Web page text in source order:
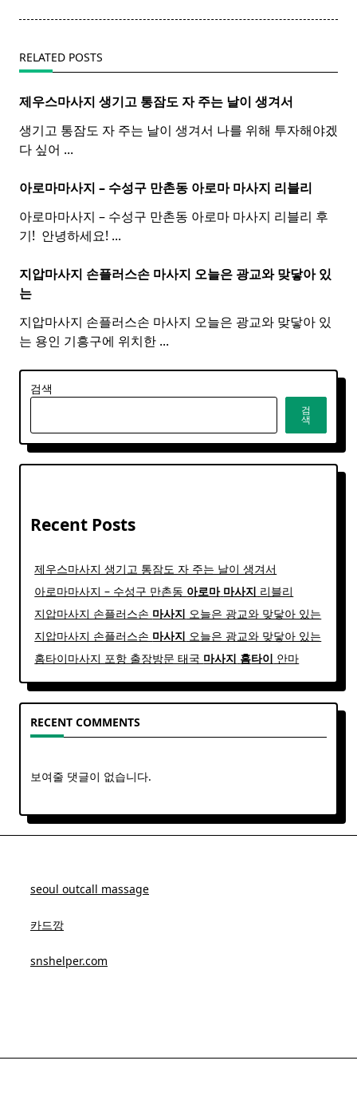
text">Page</span>
RELATED POSTS
제우스마사지 생기고 통잠도 자 주는 날이 생겨서
생기고 통잠도 자 주는 날이 생겨서 나를 위해 투자해야겠
다 싶어 ...
아로마마사지 – 수성구 만촌동 아로마 마사지 리블리
아로마마사지 – 수성구 만촌동 아로마 마사지 리블리 후
기! ​ 안녕하세요! ...
지압마사지 손플러스손 마사지 오늘은 광교와 맞닿아 있
는
지압마사지 손플러스손 마사지 오늘은 광교와 맞닿아 있
는 용인 기흥구에 위치한 ...
검색
검
색
Recent Posts
제우스마사지 생기고 통잠도 자 주는 날이 생겨서
아로마마사지 – 수성구 만촌동 아로마 마사지 리블리
지압마사지 손플러스손 마사지 오늘은 광교와 맞닿아 있는
지압마사지 손플러스손 마사지 오늘은 광교와 맞닿아 있는
홈타이마사지 포항 출장방문 태국 마사지 홈타이 안마​
RECENT COMMENTS
보여줄 댓글이 없습니다.
seoul outcall massage
카드깡
snshelper.com